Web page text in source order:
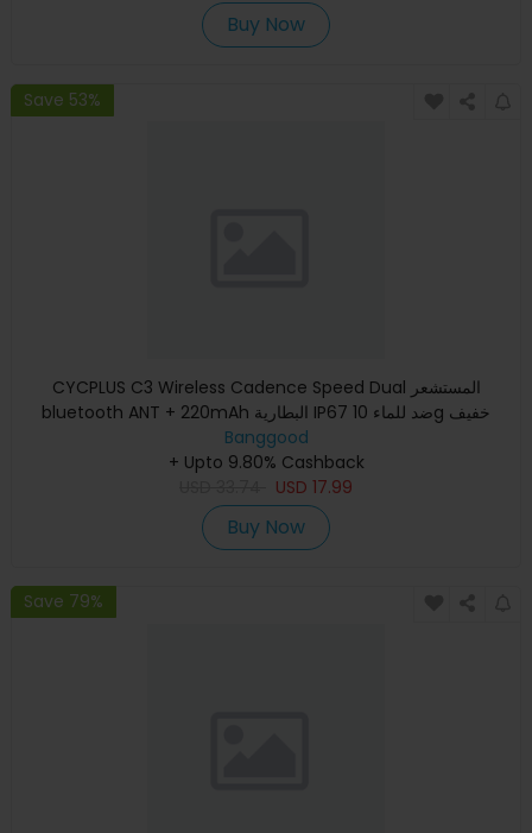
Buy Now
Save 53%
CYCPLUS C3 Wireless Cadence Speed Dual المستشعر
bluetooth ANT + 220mAh البطارية IP67 ضد للماء 10g خفيف
الوزن سهل التركيب
Banggood
+ Upto 9.80% Cashback
USD 17.99
Buy Now
Save 79%